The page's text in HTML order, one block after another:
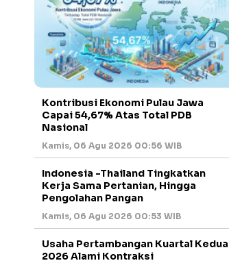
Kontribusi Ekonomi Pulau Jawa
Capai 54,67% Atas Total PDB
Nasional
Kamis, 06 Agu 2026 00:56 WIB
Indonesia -Thailand Tingkatkan
Kerja Sama Pertanian, Hingga
Pengolahan Pangan
Kamis, 06 Agu 2026 00:53 WIB
Usaha Pertambangan Kuartal Kedua
2026 Alami Kontraksi